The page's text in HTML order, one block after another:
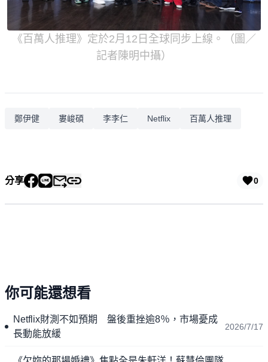
《百萬人推理》定於2月12日全球同步上線。（圖／
記者陳明中攝）
鄭伊健 婁峻碩 李李仁 Netflix 百萬人推理
分享 0
你可能還想看
Netflix財測不如預期 盤後重挫逾8％，市場憂成
長動能放緩
2026/7/17